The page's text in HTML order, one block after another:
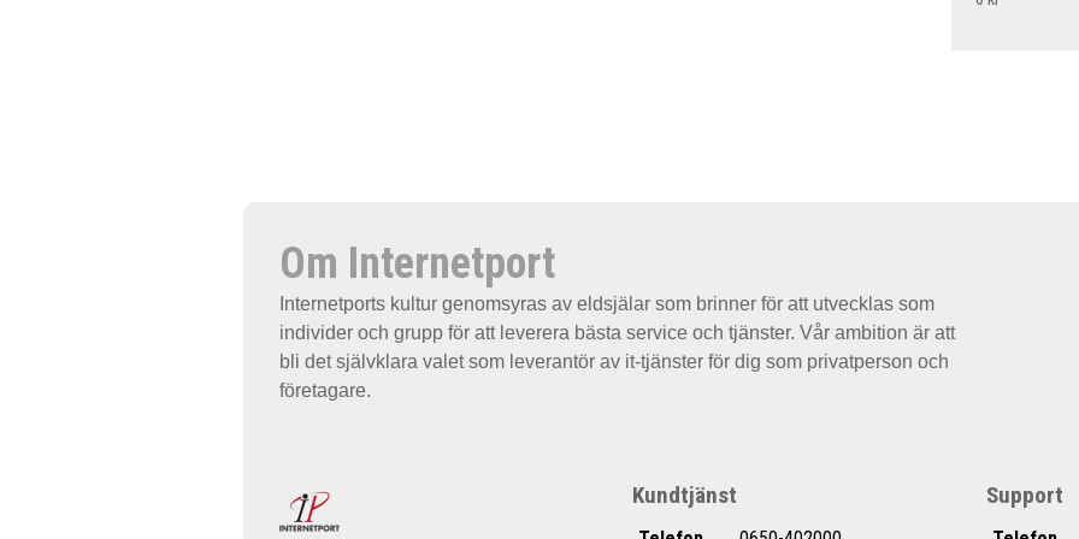
Om Internetport
Internetports kultur genomsyras av eldsjälar som brinner för att utvecklas som
individer och grupp för att leverera bästa service och tjänster. Vår ambition är att
bli det självklara valet som leverantör av it-tjänster för dig som privatperson och
företagare.
Kundtjänst Support